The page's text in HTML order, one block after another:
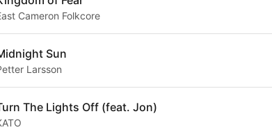
Cameron Folkcore
Sun
Larsson
The Lights Off (feat. Jon)